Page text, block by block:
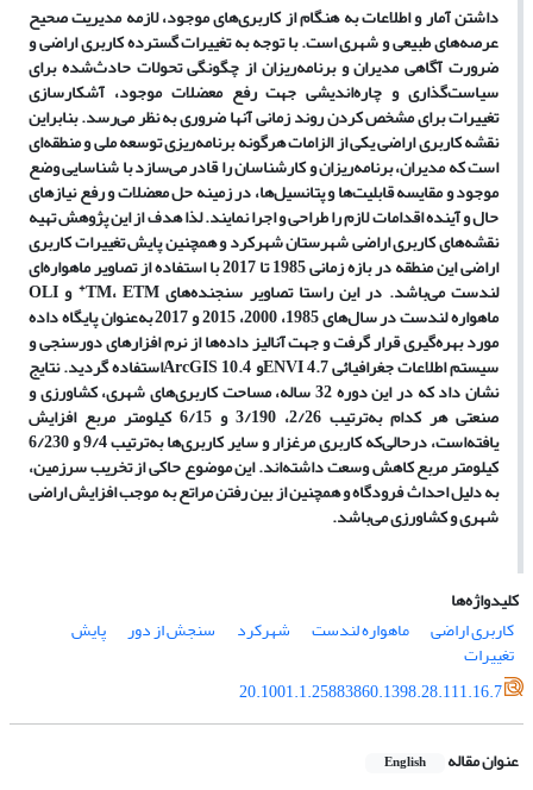
داشتن آمار و اطلاعات به هنگام از کاربریهای موجود، لازمه مدیریت صحیح
عرصههای طبیعی و شهری است. با توجه به تغییرات گسترده کاربری اراضی و
ضرورت آگاهی مدیران و برنامهریزان از چگونگی تحولات حادثشده برای
سیاستگذاری و چارهاندیشی جهت رفع معضلات موجود، آشکارسازی
تغییرات برای مشخص کردن روند زمانی آنها ضروری به نظر میرسد. بنابراین
نقشه کاربری اراضی یکی از الزامات هرگونه برنامهریزی توسعه ملی و منطقهای
است که مدیران، برنامهریزان و کارشناسان را قادر میسازد با شناسایی وضع
موجود و مقایسه قابلیتها و پتانسیلها، در زمینه حل معضلات و رفع نیازهای
حال و آینده اقدامات لازم را طراحی و اجرا نمایند. لذا هدف از این پژوهش تهیه
نقشههای کاربری اراضی شهرستان شهرکرد و همچنین پایش تغییرات کاربری
اراضی این منطقه در بازه زمانی 1985 تا 2017 با استفاده از تصاویر ماهواره ای
لندست میباشد. در این راستا تصاویر سنجندههای TM،ETM
+ وOLI
ماهواره لندست در سالهای 1985، 2000 ، 2015 و 2017 به عنوان پایگاه داده
مورد بهرهگیری قرار گرفت و جهت آنالیز دادهها از نرم افزارهای دورسنجی و
سیستم اطلاعات جغرافیائیENVI 4.7وArcGIS 10.4استفاده گردید. نتایج
نشان داد که در این دوره 32 ساله، مساحت کاربری های شهری، کشاورزی و
صنعتی هر کدام به ترتیب 2/26، 3/190 و 6/15 کیلومتر مربع افزایش
یافتهاست، درحالیکه کاربری مرغزار و سایر کاربریها به ترتیب 9/4 و 6/230
کیلومتر مربع کاهش وسعت داشتهاند. این موضوع حاکی از تخریب سرزمین،
به دلیل احداث فرودگاه و همچنین از بین رفتن مراتع به موجب افزایش اراضی
شهری و کشاورزی میباشد.
کلیدواژه‌ها
کاربری اراضی
ماهواره لندست شهرکرد سنجش از دور پایش
تغییرات
20.1001.1.25883860.1398.28.111.16.7
عنوان مقاله English